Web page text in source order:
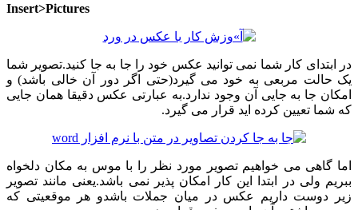
Insert>Pictures
در ابتدای کار شما نمی توانید عکس خود را جا به جا کنید.تصویر شما
یک حالت مربعی به خود می گیرد(حتی اگر دور آن خالی باشد) و
امکان جا به جایی آن وجود ندارد.به عبارتی عکس دقیقا همان جایی
که شما تعیین کرده اید قرار می گیرد.
اما گاهی می خواهیم تصویر مورد نظر را با موس به مکان دلخواه
ببریم ولی در ابتدا این کار امکان پذیر نمی باشد.یعنی مانند تصویر
زیر دوست داریم عکس در میان جملات باشدو هر موقعیتی که